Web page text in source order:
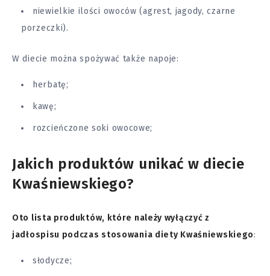
niewielkie ilości owoców (agrest, jagody, czarne
porzeczki).
W diecie można spożywać także napoje:
herbatę;
kawę;
rozcieńczone soki owocowe;
Jakich produktów unikać w diecie
Kwaśniewskiego?
Oto lista produktów, które należy wyłączyć z
jadłospisu podczas stosowania diety Kwaśniewskiego:
słodycze;